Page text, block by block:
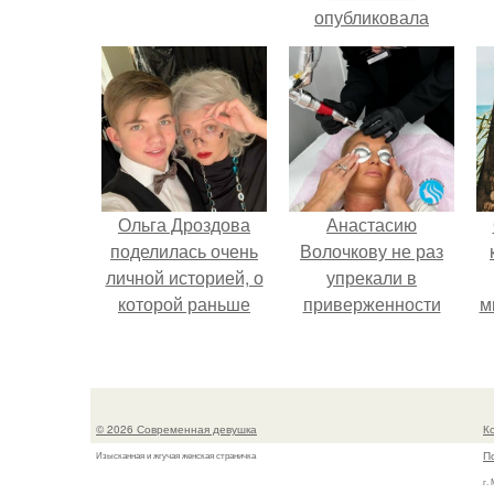
опубликовала
свежую серию
кадров из спальни.
Ольга Дроздова
поделилась очень
личной историей, о
которой раньше
Анастасию
Волочкову не раз
упрекали в
приверженности
© 2026 Современная девушка
Изысканная и жгучая женская страничка
г.